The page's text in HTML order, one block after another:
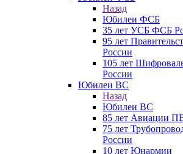
Назад
Юбилеи ФСБ
35 лет УСБ ФСБ
95 лет
России
105 лет
России
Юбилеи ВС
Назад
Юбилеи ВС
85 лет Авиации
75 лет
России
10 лет Юнармии